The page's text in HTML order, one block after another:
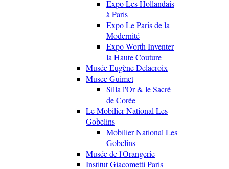
Expo Les Hollandais
à Paris
Expo Le Paris de la
Modernité
Expo Worth Inventer
la Haute Couture
Musée Eugène Delacroix
Musee Guimet
Silla l'Or & le Sacré
de Corée
Le Mobilier National Les
Gobelins
Mobilier National Les
Gobelins
Musée de l'Orangerie
Institut Giacometti Paris